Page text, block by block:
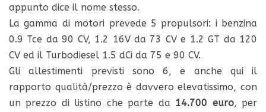
appunto dice il nome stesso.
La gamma di motori prevede 5 propulsori: i benzina
0.9 Tce da 90 CV, 1.2 16V da 73 CV e 1.2 GT da 120
CV ed il Turbodiesel 1.5 dCi da 75 e 90 CV.
Gli allestimenti previsti sono 6, e anche qui il
rapporto qualità/prezzo è davvero elevatissimo, con
un prezzo di listino che parte da 14.700 euro, per